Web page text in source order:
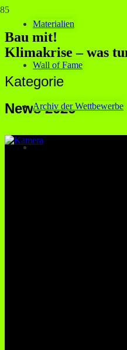
Materialien
Wall of Fame
Archiv der Wettbewerbe
Bau mit!
Klimakrise – was
Kategorie
News 2026